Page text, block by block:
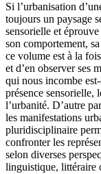
Si l’urbanisation
toujours un paysage
sensorielle et
son comportement,
ce volume est à la
et d’en observer ses
qui nous incombe
présence sensorielle,
l’urbanité. D’autre
les manifestations
pluridisciplinaire
confronter les
selon diverses
linguistique, littéraire